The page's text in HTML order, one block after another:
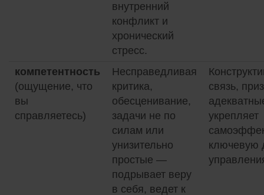
внутренний
конфликт и
хронический
стресс.
компетентность
(ощущение, что
вы
справляетесь)
Несправедливая
критика,
обесценивание,
задачи не по
силам или
унизительно
простые —
подрывает веру
в себя, ведет к
связь,
укрепляет
ключевую